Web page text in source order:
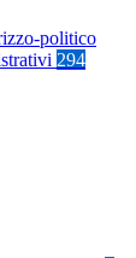
politico
294